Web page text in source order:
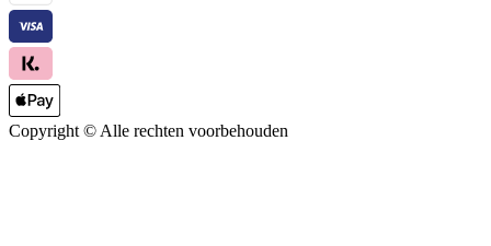
Copyright © Alle rechten voorbehouden